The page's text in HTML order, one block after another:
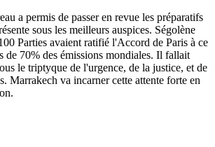
a permis de passer en revue les préparatifs
sous les meilleurs auspices. Ségolène
Parties avaient ratifié l'Accord de Paris à ce
de 70% des émissions mondiales. Il fallait
le triptyque de l'urgence, de la justice, et de
Marrakech va incarner cette attente forte en